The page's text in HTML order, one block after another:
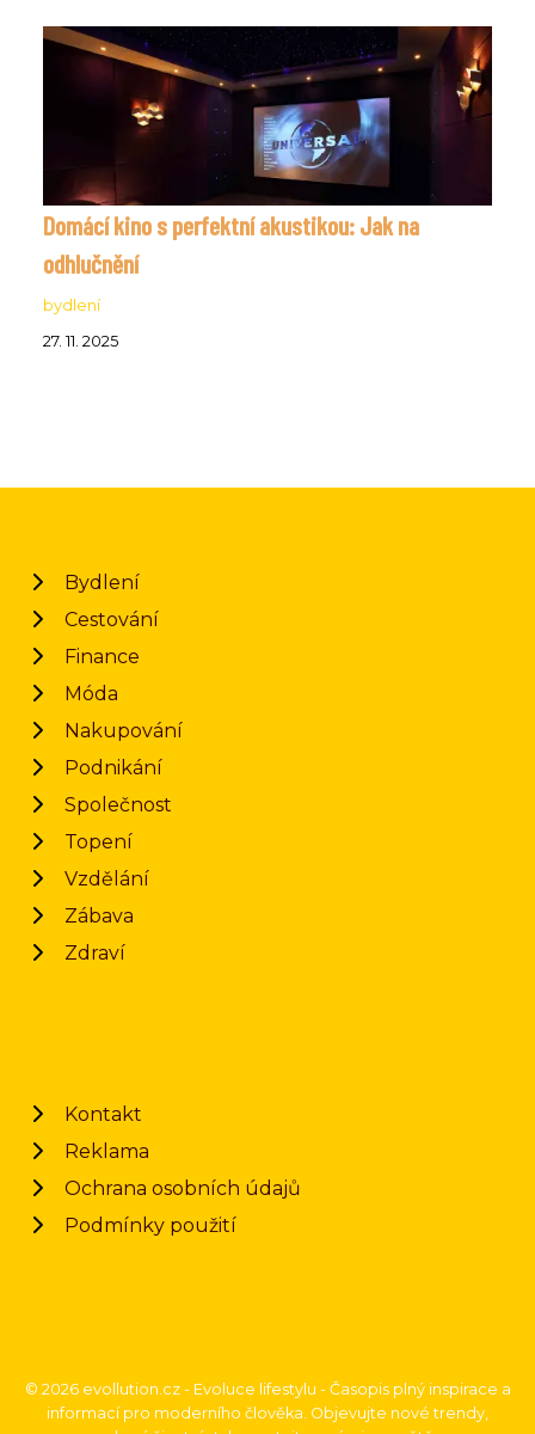
Domácí kino s perfektní akustikou: Jak na
odhlučnění
bydlení
27. 11. 2025
Bydlení
Cestování
Finance
Móda
Nakupování
Podnikání
Společnost
Topení
Vzdělání
Zábava
Zdraví
Kontakt
Reklama
Ochrana osobních údajů
Podmínky použití
© 2026 evollution.cz - Evoluce lifestylu - Časopis plný inspirace a
informací pro moderního člověka. Objevujte nové trendy,